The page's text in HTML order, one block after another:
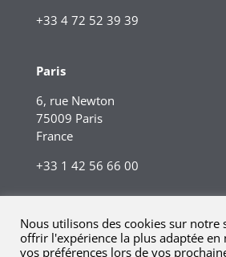
+33 4 72 52 39 39
Paris
6, rue Newton
75009 Paris
France
+33 1 42 56 66 00
Nous utilisons des cookies sur notre
offrir l'expérience la plus adaptée en
vos préférences lors de vos